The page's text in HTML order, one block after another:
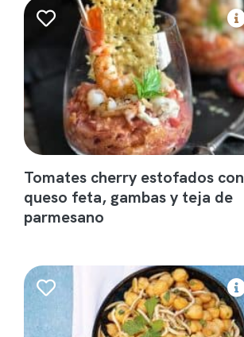
Tomates cherry estofados con
queso feta, gambas y teja de
parmesano